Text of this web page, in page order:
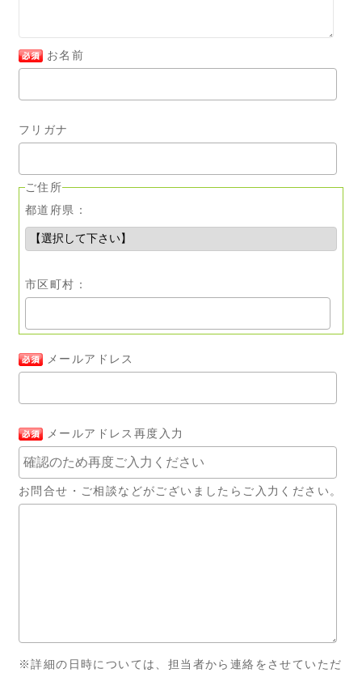
お名前
フリガナ
ご住所
都道府県：
市区町村：
メールアドレス
メールアドレス再度入力
お問合せ・ご相談などがございましたらご入力ください。
※詳細の日時については、担当者から連絡をさせていただ